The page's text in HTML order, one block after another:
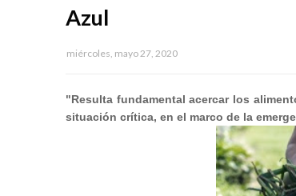
Azul
miércoles, mayo 27, 2020
"Resulta fundamental acercar los
situación crítica, en el marco de la